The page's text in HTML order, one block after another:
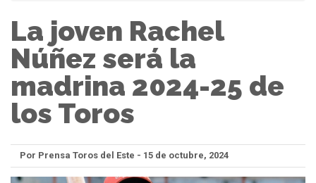
La joven Rachel
Núñez será la
madrina 2024-25 de
los Toros
Por Prensa Toros del Este - 15 de octubre, 2024